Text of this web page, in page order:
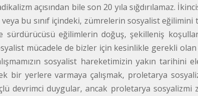
açısından bile son 20 yıla sığdırılamaz.
veya bu sınıf içindeki, zümrelerin sosyalist
sürdürücüsü eğilimlerin doğuş, şekilleniş
mücadele de bizler için kesinlikle gerekli olan
sosyalist hareketimizin yakın tarihini
bir yerlere varmaya çalışmak, proletarya
devrimci duygular, ancak proletarya sosyalizmi